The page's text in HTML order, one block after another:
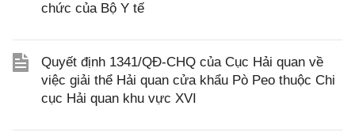
chức của Bộ Y tế
Quyết định 1341/QĐ-CHQ của Cục Hải quan về
việc giải thể Hải quan cửa khẩu Pò Peo thuộc Chi
cục Hải quan khu vực XVI